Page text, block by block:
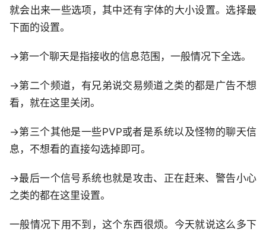
就会出来一些选项，其中还有字体的大小设置。选择最
下面的设置。
→第一个聊天是指接收的信息范围，一般情况下全选。
→第二个频道，有兄弟说交易频道之类的都是广告不想
看，就在这里关闭。
→第三个其他是一些PVP或者是系统以及怪物的聊天信
息，不想看的直接勾选掉即可。
→最后一个信号系统也就是攻击、正在赶来、警告小心
之类的都在这里设置。
一般情况下用不到，这个东西很烦。今天就说这么多下